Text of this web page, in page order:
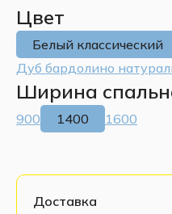
Цвет
Белый классический
Дуб бардолино
Ширина
900 1400 1600
Доставка